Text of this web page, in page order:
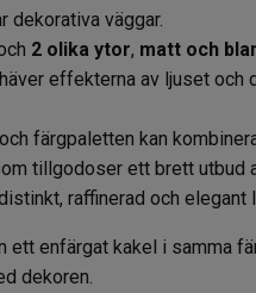
dekorativa väggar.
2 olika ytor, matt och
effekterna av ljuset och
färgpaletten kan
tillgodoser ett brett utbud
raffinerad och elegant
ett enfärgat kakel i samma
dekoren.